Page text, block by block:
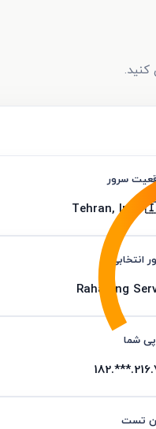
کنید.
سرور
Tehran, Iran
انتخابی
Rahaping
شما
تست